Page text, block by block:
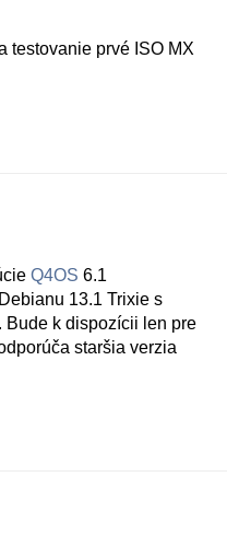
testovanie prvé ISO MX
Q4OS 6.1
13.1 Trixie s
Bude k dispozícii len pre
staršia verzia